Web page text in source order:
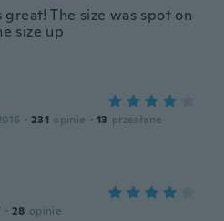
great! The size was spot on
size up
· 231 opinie · 13 przesłane
· 28 opinie